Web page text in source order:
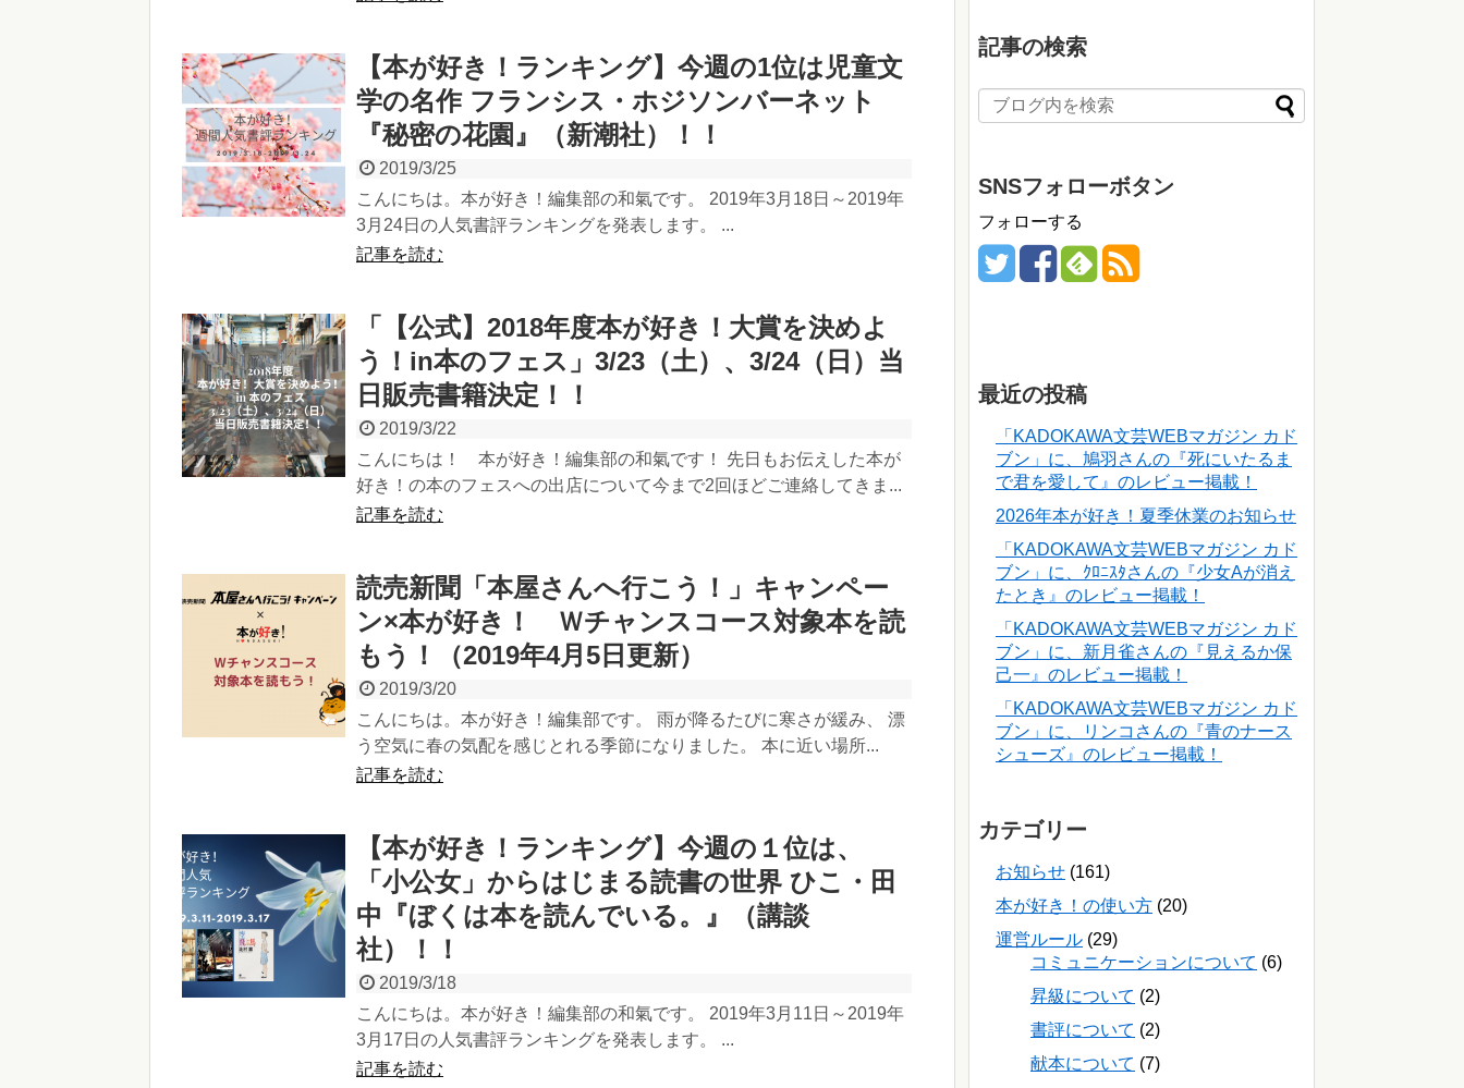
【本が好き！ランキング】今週の1位は児童文
学の名作 フランシス・ホジソンバーネット
『秘密の花園』（新潮社）！！
2019/3/25
こんにちは。本が好き！編集部の和氣です。 2019年3月18日～2019年
3月24日の人気書評ランキングを発表します。 ...
記事を読む
「【公式】2018年度本が好き！大賞を決めよ
う！in本のフェス」3/23（土）、3/24（日）当
日販売書籍決定！！
2019/3/22
こんにちは！ 本が好き！編集部の和氣です！ 先日もお伝えした本が
好き！の本のフェスへの出店について今まで2回ほどご連絡してきま...
記事を読む
読売新聞「本屋さんへ行こう！」キャンペー
ン×本が好き！ Ｗチャンスコース対象本を読
もう！（2019年4月5日更新）
2019/3/20
こんにちは。本が好き！編集部です。 雨が降るたびに寒さが緩み、 漂
う空気に春の気配を感じとれる季節になりました。 本に近い場所...
記事を読む
【本が好き！ランキング】今週の１位は、
「小公女」からはじまる読書の世界 ひこ・田
中『ぼくは本を読んでいる。』（講談
社）！！
2019/3/18
こんにちは。本が好き！編集部の和氣です。 2019年3月11日～2019年
3月17日の人気書評ランキングを発表します。 ...
記事を読む
記事の検索
SNSフォローボタン
フォローする
最近の投稿
「KADOKAWA文芸WEBマガジン カド
ブン」に、鳩羽さんの『死にいたるま
で君を愛して』のレビュー掲載！
2026年本が好き！夏季休業のお知らせ
「KADOKAWA文芸WEBマガジン カド
ブン」に、ｸﾛﾆｽﾀさんの『少女Aが消え
たとき』のレビュー掲載！
「KADOKAWA文芸WEBマガジン カド
ブン」に、新月雀さんの『見えるか保
己一』のレビュー掲載！
「KADOKAWA文芸WEBマガジン カド
ブン」に、リンコさんの『青のナース
シューズ』のレビュー掲載！
カテゴリー
お知らせ (161)
本が好き！の使い方 (20)
運営ルール (29)
コミュニケーションについて (6)
昇級について (2)
書評について (2)
献本について (7)